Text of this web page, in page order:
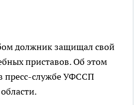
должник защищал свой
приставов. Об этом
пресс-службе УФССП